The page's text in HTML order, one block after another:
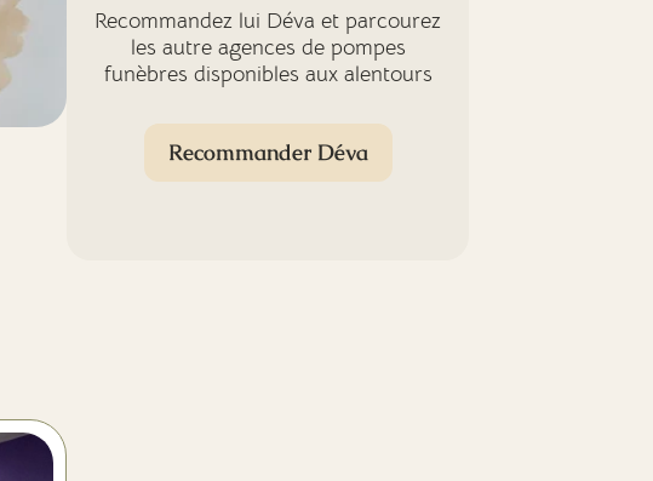
Recommandez lui Déva et parcourez
les autre agences de pompes
funèbres disponibles aux alentours
Recommander Déva